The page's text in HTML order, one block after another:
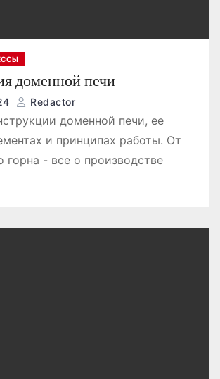
доменной печи
Redactor
доменной печи, ее
и принципах работы. От
горна - все о производстве